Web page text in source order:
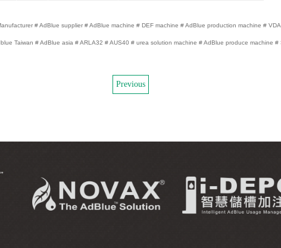
# AdBlue supplier # AdBlue machine # DEF machine # AdBlue production machine #
Taiwan # AdBlue asia # ARLA32 # AUS40 # urea solution machine # AdBlue produce machine #
Previous